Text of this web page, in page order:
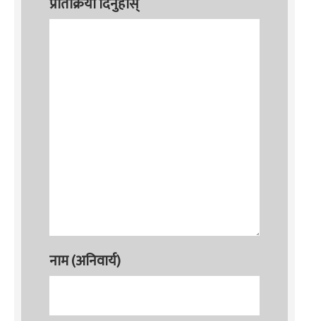
नाम (अनिवार्य)